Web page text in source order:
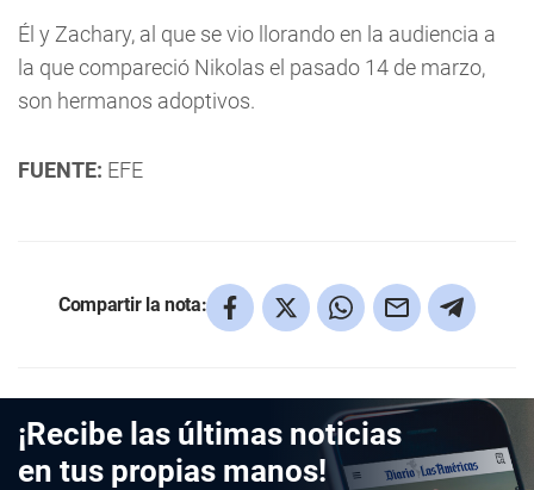
Él y Zachary, al que se vio llorando en la audiencia a
la que compareció Nikolas el pasado 14 de marzo,
son hermanos adoptivos.
FUENTE: EFE
Compartir la nota:
¡Recibe las últimas noticias
en tus propias manos!